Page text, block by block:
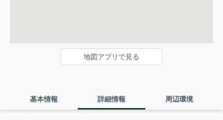
地図アプリで見る
基本情報 詳細情報 周辺環境